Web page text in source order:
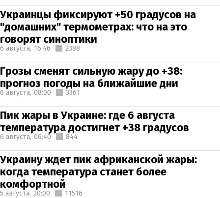
Украинцы фиксируют +50 градусов на
"домашних" термометрах: что на это
говорят синоптики
6 августа, 16:46 2388
Грозы сменят сильную жару до +38:
прогноз погоды на ближайшие дни
6 августа, 08:00 3361
Пик жары в Украине: где 6 августа
температура достигнет +38 градусов
6 августа, 06:40 844
Украину ждет пик африканской жары:
когда температура станет более
комфортной
5 августа, 20:00 11516